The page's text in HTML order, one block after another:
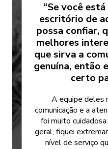
“Se você
escritório de
possa confiar,
melhores
que sirva a
genuína, então
certo
A equipe deles
comunicação e a
foi muito
geral, fiquei
nível de serviço